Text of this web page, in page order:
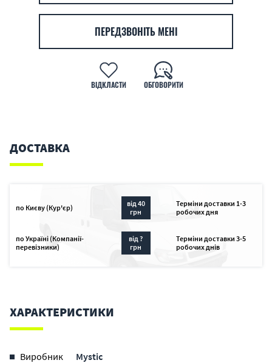
ПЕРЕДЗВОНІТЬ МЕНІ
ВІДКЛАСТИ ОБГОВОРИТИ
ДОСТАВКА
по Києву (Кур'єр)
від 40
грн
Терміни доставки 1-3
робочих дня
по Україні (Компанії-
перевізники)
від ?
грн
Терміни доставки 3-5
робочих днів
ХАРАКТЕРИСТИКИ
Виробник Mystic